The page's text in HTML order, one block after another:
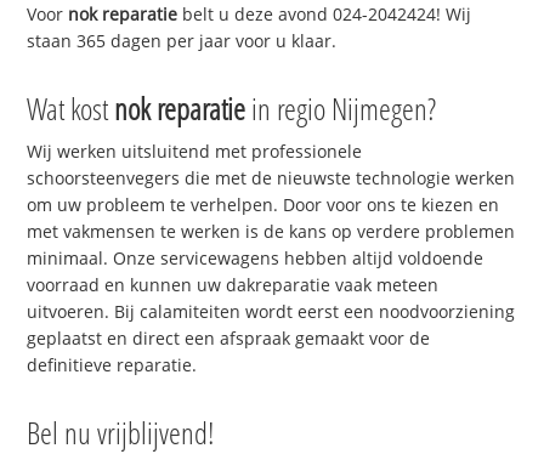
Voor nok reparatie belt u deze avond 024-2042424! Wij
staan 365 dagen per jaar voor u klaar.
Wat kostnok reparatiein regio Nijmegen?
Wij werken uitsluitend met professionele
schoorsteenvegers die met de nieuwste technologie werken
om uw probleem te verhelpen. Door voor ons te kiezen en
met vakmensen te werken is de kans op verdere problemen
minimaal. Onze servicewagens hebben altijd voldoende
voorraad en kunnen uw dakreparatie vaak meteen
uitvoeren. Bij calamiteiten wordt eerst een noodvoorziening
geplaatst en direct een afspraak gemaakt voor de
definitieve reparatie.
Bel nu vrijblijvend!